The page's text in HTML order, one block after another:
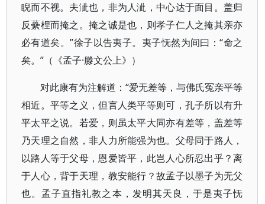
睨而不视。夫泚也，非为人泚，中心达于面目。盖归
反虆梩而掩之。掩之诚是也，则孝子仁人之掩其亲亦
必有道矣。”徐子以告夷子。夷子怃然为间曰：“命之
矣。”（《孟子·滕文公上》）
对此康有为注解道：“爱无差等，与佛氏冤亲平等
相近。平等之义，但言人类平等则可，孔子所以有升
平太平之说。若爱，则虽太平大同亦有差等，盖差等
乃天理之自然，非人力所能强为也。父母同于路人，
以路人等于父母，恩爱皆平，此岂人心所忍出乎？离
于人心，背于天理，教安能行？故孟子以墨子为无父
也。孟子直指礼教之本，发明其天良，于是夷子怃